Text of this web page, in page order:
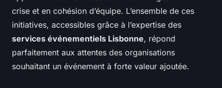
crise et en cohésion d’équipe. L’ensemble de ces
initiatives, accessibles grâce à l’expertise des
services événementiels Lisbonne, répond
parfaitement aux attentes des organisations
souhaitant un événement à forte valeur ajoutée.